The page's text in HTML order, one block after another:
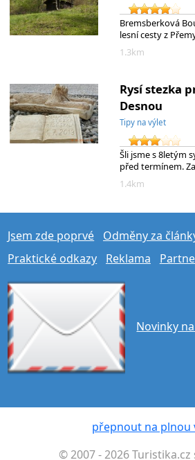
Bremsberková
lesní cesty z
1.3km
Rysí stezka
Desnou
Tipy na výlet
Šli jsme s 8letým
před termínem.
1.4km
Jsem zde poprvé
Odměny za
Praktické odkazy
Reklama
Novinky
přepnout na plnou
© 2007 - 2026 Turistika.cz